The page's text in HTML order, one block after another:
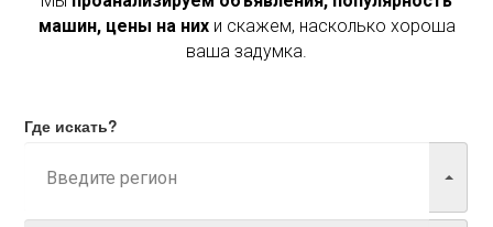
машин, цены на нихи скажем, насколько хороша
ваша задумка.
Где искать?